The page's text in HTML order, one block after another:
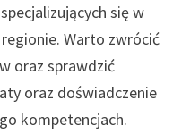
się w
Warto zwrócić
oraz sprawdzić
oraz doświadczenie
kompetencjach.